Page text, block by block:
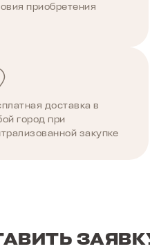
приобретения
доставка в
город при
закупке